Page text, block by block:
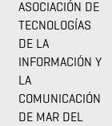
ASOCIACIÓN DE
TECNOLOGÍAS
DE LA
INFORMACIÓN Y
LA
COMUNICACIÓN
DE MAR DEL